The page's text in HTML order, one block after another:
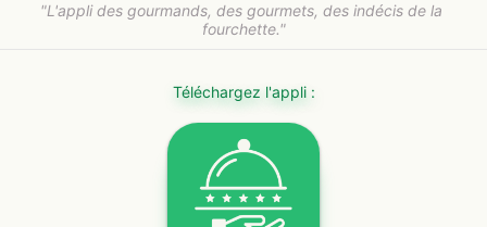
"L'appli des gourmands, des gourmets, des indécis de la
fourchette."
Téléchargez l'appli :